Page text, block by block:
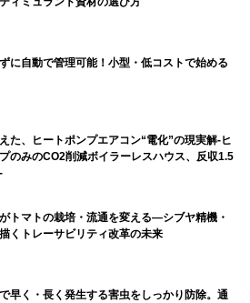
に自動で管理可能！小型・低コストで始める
た、ヒートポンプエアコン“電化”の現実解-ヒ
のみのCO2削減ボイラーレスハウス、反収1.5
トマトの栽培・流通を変える―シブヤ精機・
くトレーサビリティ改革の未来
早く・長く発生する害虫をしっかり防除。通